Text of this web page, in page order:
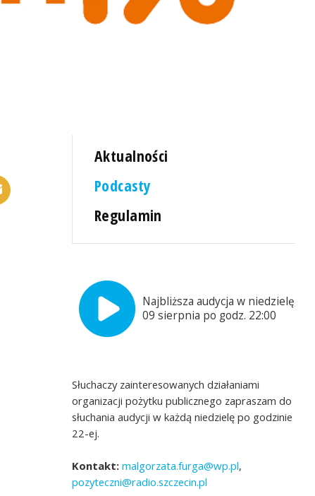
Aktualności
Podcasty
Regulamin
Najbliższa audycja w niedzielę,
09 sierpnia po godz. 22:00
Słuchaczy zainteresowanych działaniami
organizacji pożytku publicznego zapraszam do
słuchania audycji w każdą niedzielę po godzinie
22-ej.
Kontakt: malgorzata.furga@wp.pl,
pozyteczni@radio.szczecin.pl